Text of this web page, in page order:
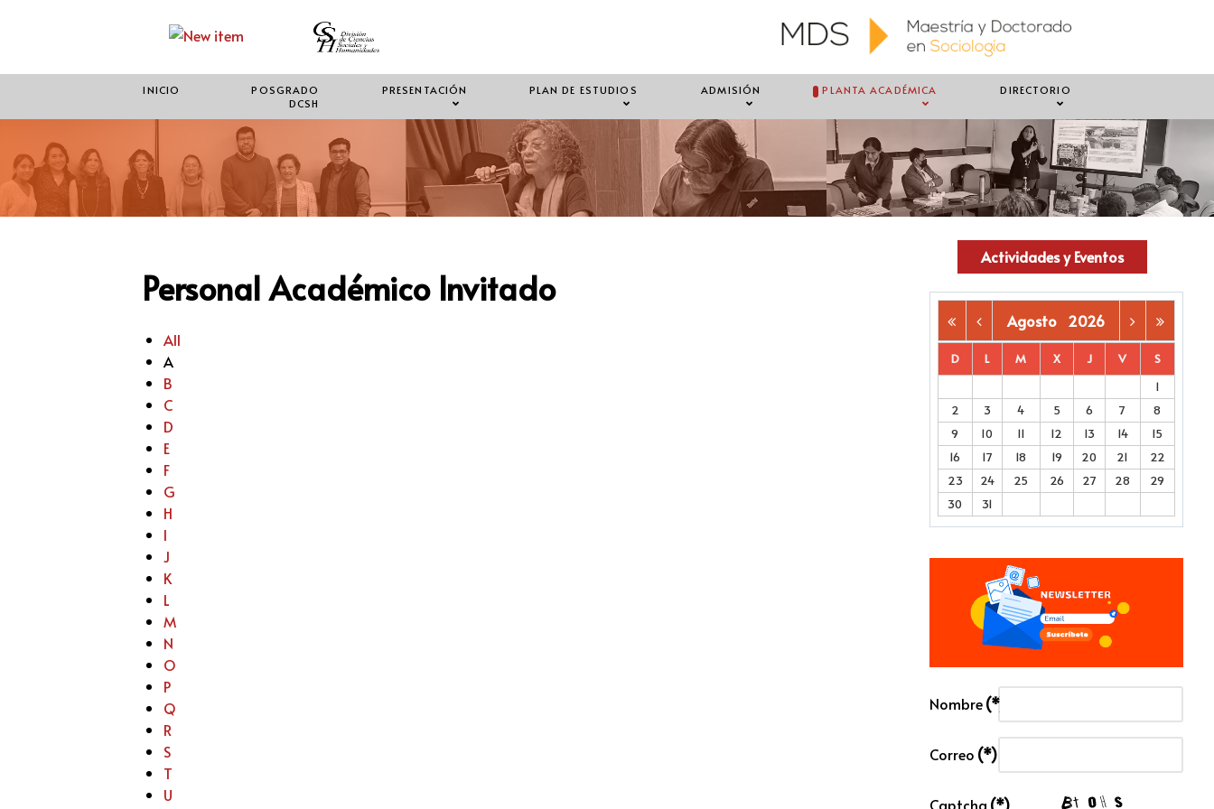
INICIO
POSGRADO
DCSH
PRESENTACIÓN PLAN DE ESTUDIOS ADMISIÓN PLANTA ACADÉMICA DIRECTORIO
Personal Académico Invitado
All
A
B
C
D
E
F
G
H
I
J
K
L
M
N
O
P
Q
R
S
T
U
Actividades y Eventos
Agosto 2026
D L M X J V
S
1
2
3 4 5 6 7
8
9
10 11 12 13 14
15
16
17 18 19 20 21
22
23
24 25 26 27 28
29
30
31
Nombre (*)
Correo (*)
Captcha (*)